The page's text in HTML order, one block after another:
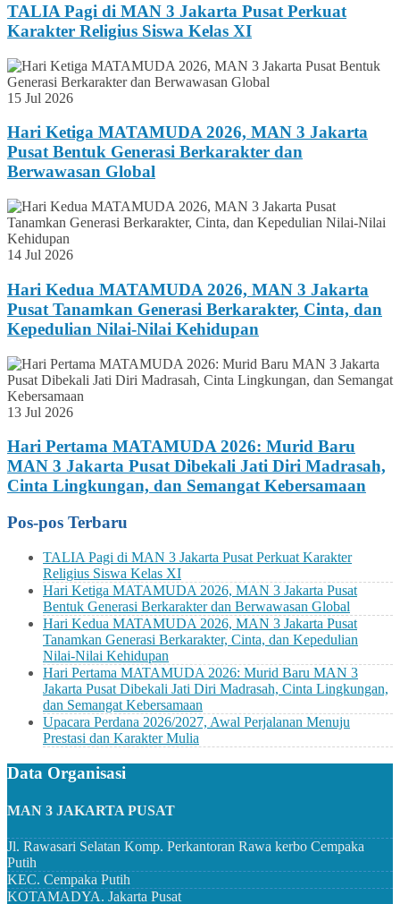
TALIA Pagi di MAN 3 Jakarta Pusat Perkuat
Karakter Religius Siswa Kelas XI
15 Jul 2026
Hari Ketiga MATAMUDA 2026, MAN 3 Jakarta
Pusat Bentuk Generasi Berkarakter dan
Berwawasan Global
14 Jul 2026
Hari Kedua MATAMUDA 2026, MAN 3 Jakarta
Pusat Tanamkan Generasi Berkarakter, Cinta, dan
Kepedulian Nilai-Nilai Kehidupan
13 Jul 2026
Hari Pertama MATAMUDA 2026: Murid Baru
MAN 3 Jakarta Pusat Dibekali Jati Diri Madrasah,
Cinta Lingkungan, dan Semangat Kebersamaan
Pos-pos Terbaru
TALIA Pagi di MAN 3 Jakarta Pusat Perkuat Karakter
Religius Siswa Kelas XI
Hari Ketiga MATAMUDA 2026, MAN 3 Jakarta Pusat
Bentuk Generasi Berkarakter dan Berwawasan Global
Hari Kedua MATAMUDA 2026, MAN 3 Jakarta Pusat
Tanamkan Generasi Berkarakter, Cinta, dan Kepedulian
Nilai-Nilai Kehidupan
Hari Pertama MATAMUDA 2026: Murid Baru MAN 3
Jakarta Pusat Dibekali Jati Diri Madrasah, Cinta Lingkungan,
dan Semangat Kebersamaan
Upacara Perdana 2026/2027, Awal Perjalanan Menuju
Prestasi dan Karakter Mulia
Data Organisasi
MAN 3 JAKARTA PUSAT
Jl. Rawasari Selatan Komp. Perkantoran Rawa kerbo Cempaka
Putih
KEC. Cempaka Putih
KOTAMADYA. Jakarta Pusat